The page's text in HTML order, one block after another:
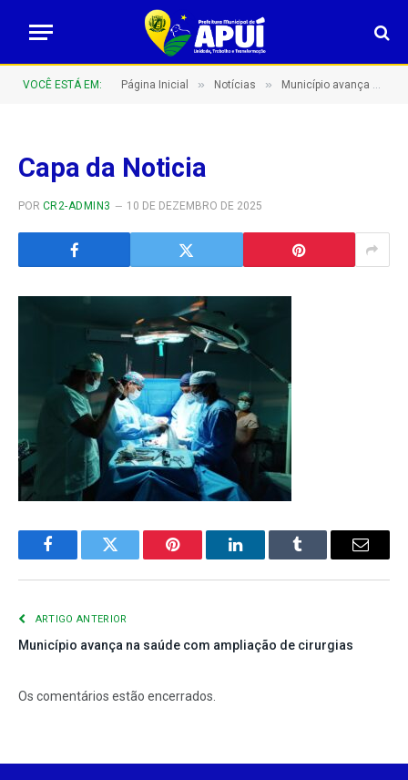
VOCÊ ESTÁ EM: Página Inicial » Notícias » Município avança na saúde com ampliação de cirurgias
Capa da Noticia
POR CR2-ADMIN3 10 DE DEZEMBRO DE 2025
FacebookTwitter Pinterest LinkedInTumblr
E-
ARTIGO ANTERIOR
Município avança na saúde com ampliação de cirurgias
Os comentários estão encerrados.